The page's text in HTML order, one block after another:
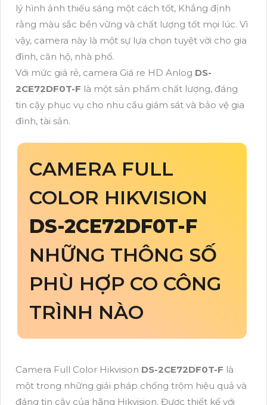
lý hình ảnh thiếu sáng một cách tốt, Khẳng định
rằng màu sắc bền vững và chất lượng tốt mọi lúc. Vì
vậy, camera này là một sự lựa chọn tuyệt vời cho gia
đình, căn hộ, nhà phố.
Với mức giá rẻ, camera Giá re HD Anlog DS-
2CE72DF0T-F là một sản phẩm chất lượng, đáng
tin cậy phục vụ cho nhu cầu giám sát và bảo vệ gia
đình, tài sản.
CAMERA FULL
COLOR HIKVISION
DS-2CE72DF0T-F
NHỮNG THÔNG SỐ
PHÙ HỢP CO CÔNG
TRÌNH NÀO
Camera Full Color Hikvision DS-2CE72DF0T-F là
một trong những giải pháp chống trộm hiệu quả và
đáng tin cậy của hãng Hikvision. Được thiết kế với